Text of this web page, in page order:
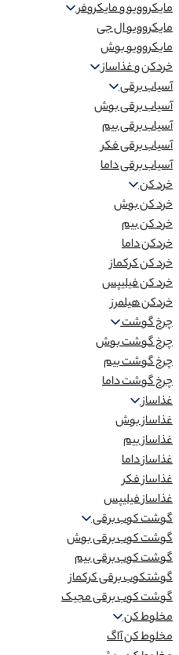
مایکروویو و مایکروفر
مایکروویو ال جی
مایکروویو بوش
خردکن و غذاساز
آسیاب برقی
آسیاب برقی بوش
آسیاب برقی بیم
آسیاب برقی فکر
آسیاب برقی داما
خرد کن
خرد کن بوش
خرد کن بیم
خردکن داما
خرد کن کرکماز
خرد کن فیلیپس
خردکن هیلمرز
چرخ گوشت
چرخ گوشت بوش
چرخ گوشت بیم
چرخ گوشت داما
غذاساز
غذاساز بوش
غذاساز بیم
غذاساز داما
غذاساز فکر
غذاساز فیلیپس
گوشت کوب برقی
گوشت کوب برقی بوش
گوشت کوب برقی بیم
گوشتکوب برقی کرکماز
گوشت کوب برقی مجیک
مخلوط کن
مخلوط کن آاگ